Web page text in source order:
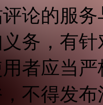
论的服
务，有
者应当
不得发